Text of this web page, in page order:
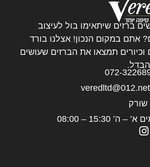
ברזים שיתאימו בול לעיצוב
אתם במקום הנכון! אצלנו בורד
וכיורים תמצאו את הברזים שעושים
072-
שורק
א’ – ה’ 15:30 – 08:00